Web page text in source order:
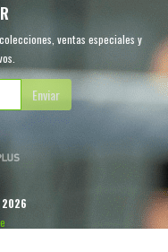
ventas especiales y
Enviar